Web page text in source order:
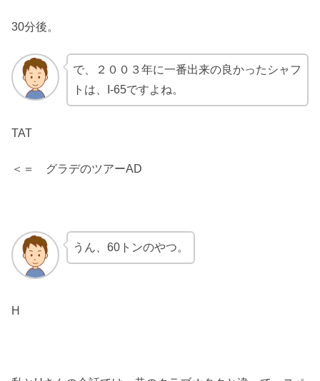
30分後。
で、２００３年に一番出来の良かったシャフ
トは、I-65ですよね。
TAT
＜＝ グラデのツアーAD
うん、60トンのやつ。
H